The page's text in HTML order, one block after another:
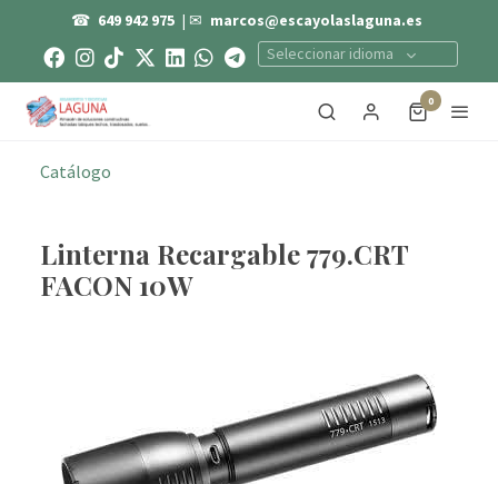
☎ 649 942 975 | ✉ marcos@escayolaslaguna.es
Seleccionar idioma
0
Catálogo
Linterna Recargable 779.CRT
FACON 10W